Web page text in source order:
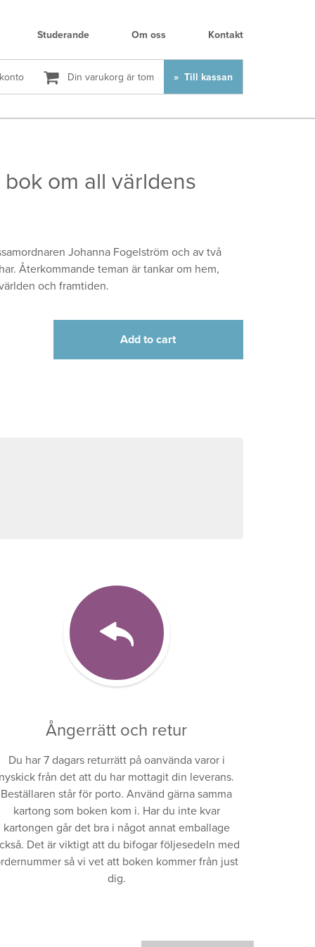
Studerande Om oss Kontakt
Din varukorg är tom Till kassan
om all världens
Johanna Fogelström och av två
Återkommande teman är tankar om hem,
och framtiden.
Add to cart
Ångerrätt och retur
Du har 7 dagars returrätt på oanvända varor i
nyskick från det att du har mottagit din leverans.
Beställaren står för porto. Använd gärna samma
kartong som boken kom i. Har du inte kvar
kartongen går det bra i något annat emballage
Det är viktigt att du bifogar följesedeln med
så vi vet att boken kommer från just
dig.